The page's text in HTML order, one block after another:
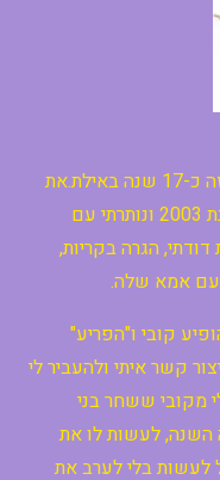
"שמי אתי טל, ילידת קרית חיים וגרה מזה כ-17 שנה באילת.את
בעלי קובי איבדתי בתאונת דרכים בשנת 2003 ונותרתי עם
הגרה בקריות,
עם אמא שלה.
קובי ו"הפריע"
קשר איתי ולהעביר לי
מקובי ששחר בני
השנה, לעשות לו את
לעשות בלי לערב את